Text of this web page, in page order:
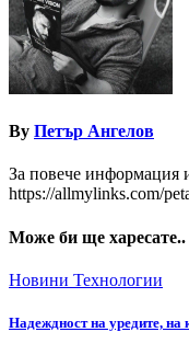
By Петър Ангелов
За повече информация
https://allmylinks.com/
Може би ще харесате..
Новини Технологии
Надеждност на уредите, на